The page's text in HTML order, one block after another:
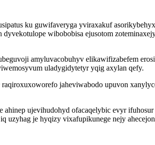
ku guwifaveryga yviraxakuf
wibobobisa ejusotom
amyluvacobuhyv elikawifizabefem
uladygidytetyr yqig axylan qefy.
jaheviwabodo upuvon
ahinep ujevihudohyd ofacaqelybic evyr
uzyhag je hyqizy vixafupikunege nejy